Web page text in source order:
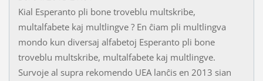
Kial Esperanto pli bone troveblu multskribe,
multalfabete kaj multlingve ? En ĉiam pli multlingva
mondo kun diversaj alfabetoj Esperanto pli bone
troveblu multskribe, multalfabete kaj multlingve.
Survoje al supra rekomendo UEA lanĉis en 2013 sian